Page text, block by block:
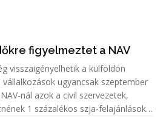
figyelmeztet a NAV
visszaigényelhetik a külföldön
ugyancsak szeptember
nál azok a civil szervezetek,
1 százalékos szja-felajánlásokat